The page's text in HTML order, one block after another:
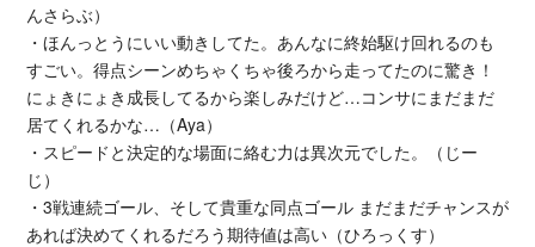
んさらぶ）
・ほんっとうにいい動きしてた。あんなに終始駆け回れるのも
すごい。得点シーンめちゃくちゃ後ろから走ってたのに驚き！
にょきにょき成長してるから楽しみだけど…コンサにまだまだ
居てくれるかな…（Aya）
・スピードと決定的な場面に絡む力は異次元でした。（じー
じ）
・3戦連続ゴール、そして貴重な同点ゴール まだまだチャンスが
あれば決めてくれるだろう期待値は高い（ひろっくす）